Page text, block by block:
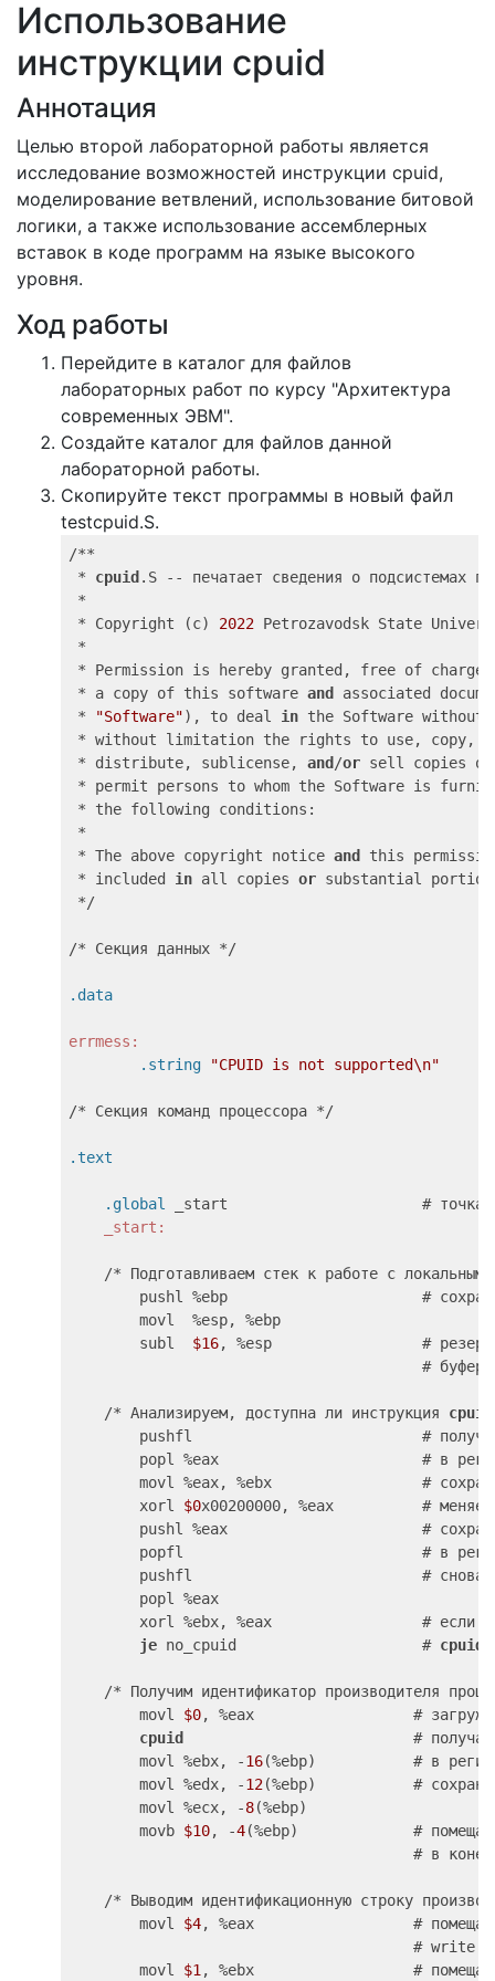
Использование
инструкции cpuid
Аннотация
Целью второй лабораторной работы является
исследование возможностей инструкции cpuid,
моделирование ветвлений, использование битовой
логики, а также использование ассемблерных
вставок в коде программ на языке высокого
уровня.
Ход работы
Перейдите в каталог для файлов
лабораторных работ по курсу "Архитектура
современных ЭВМ".
Создайте каталог для файлов данной
лабораторной работы.
Скопируйте текст программы в новый файл
testcpuid.S.
/**
* cpuid .S -- печатает сведения о подсистемах
*
* Copyright (c) 2022 Petrozavodsk State
*
* Permission is hereby granted, free of
* a copy of this software and
associated
*
"Software"), to deal in the Software
* without limitation the rights to use, copy,
* distribute, sublicense, and /or sell copies
* permit persons to whom the Software is
* the following conditions:
*
* The above copyright notice and
this
* included in all copies or substantial
*/
.data
errmess:
        .string
"CPUID is not supported\n"
.text
    .global
    _start:
/* Подготавливаем стек к работе с
pushl %ebp                      #
        movl  %esp, %ebp
        subl
$16, %esp                 #
                                        # буфера
    /* Анализируем, доступна ли инструкция
cpuid
pushfl                          #
popl %eax                       # в
movl %eax, %ebx                 #
        xorl
$0x00200000, %eax          #
pushl %eax                      #
popfl                           # в
pushfl                          # снова
        popl %eax
xorl %ebx, %eax                 # если
je no_cpuid                     # cpuid
/* Получим идентификатор производителя
        movl
$0, %eax                  # загружаем
cpuid
#
        movl %ebx, -
16(%ebp)           # в
        movl %edx, -
12(%ebp)           #
        movl %ecx, -
8(%ebp)
        movb
$10, -4(%ebp)             # помещаем
# в
/* Выводим идентификационную строку
        movl
$4, %eax                  # помещаем
# write
        movl
$1 , %ebx                  # помещаем